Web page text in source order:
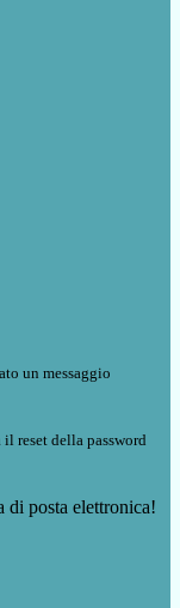
un messaggio
reset della password
di posta elettronica!